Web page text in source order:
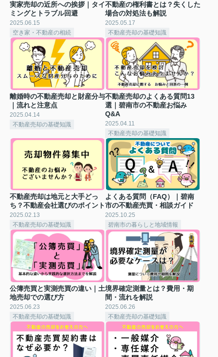
実家売却の近所への挨拶｜タイ
ミングとトラブル回避
2025.06.15
空き家・不動産の相続
不動産の権利書とは？失くした
場合の対処法も解説
2025.05.17
不動産売却の基礎知識
離婚時の不動産売却と財産分与
｜流れと注意点
2025.04.14
不動産売却の基礎知識
不動産売却のよくある質問13
選｜碧南市の不動産お悩み
Q&A
2025.04.11
不動産売却の基礎知識
不動産売却は地元と大手どっ
ち？不動産会社選びのポイント
2025.02.13
不動産売却の基礎知識
よくある質問（FAQ）｜碧南
市の不動産売買・相談ガイド
2025.10.25
碧南市の暮らしと地域情報
公簿売買と実測売買の違い｜土
地売却での選び方
2025.06.23
不動産売却の基礎知識
境界確定測量とは？費用・期
間・流れを解説
2025.06.26
不動産売却の基礎知識